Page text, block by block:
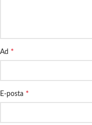
Ad *
E-posta *